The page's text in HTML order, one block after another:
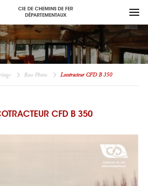
CIE DE CHEMINS DE FER
DÉPARTEMENTAUX
Base Photos Locotracteur CFD B 350
CFD B 350